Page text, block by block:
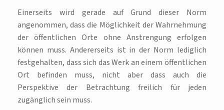
Einerseits wird gerade auf Grund dieser Norm
angenommen, dass die Möglichkeit der Wahrnehmung
der öffentlichen Orte ohne Anstrengung erfolgen
können muss. Andererseits ist in der Norm lediglich
festgehalten, dass sich das Werk an einem öffentlichen
Ort befinden muss, nicht aber dass auch die
Perspektive der Betrachtung freilich für jeden
zugänglich sein muss.